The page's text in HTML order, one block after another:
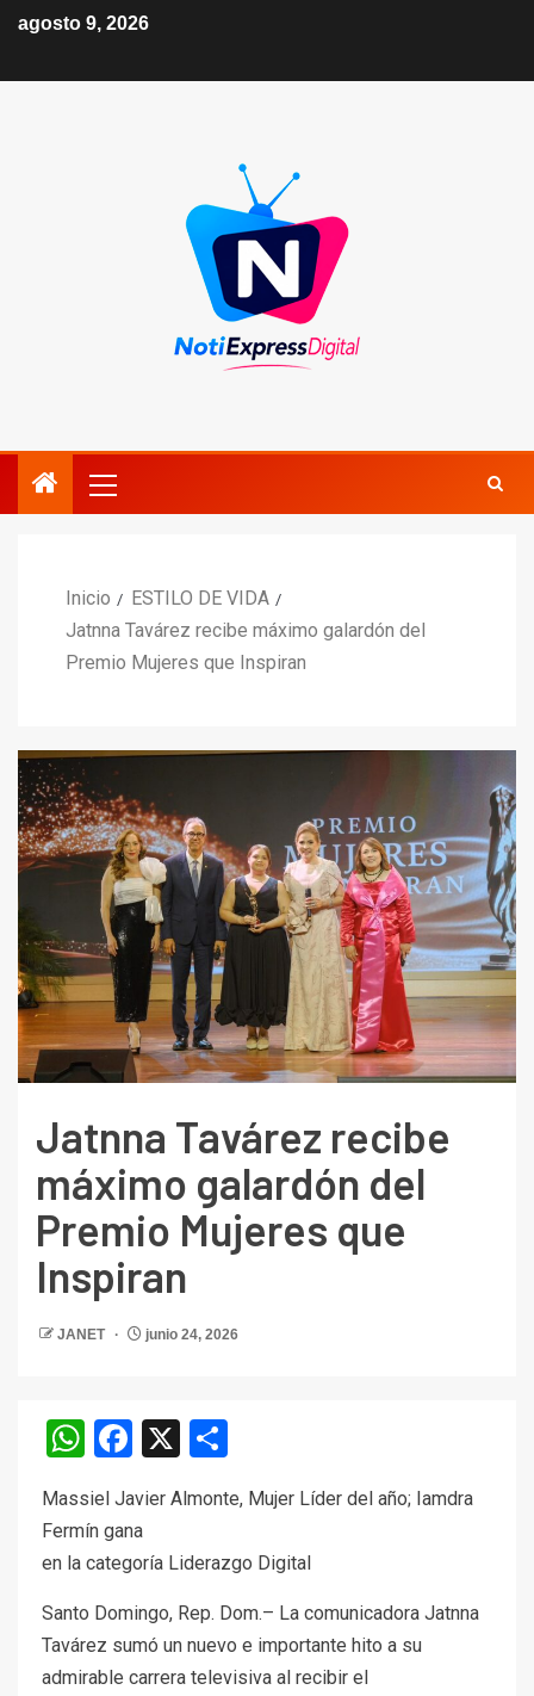
agosto 9, 2026
Inicio
ESTILO DE VIDA
Jatnna Tavárez recibe máximo galardón del
Premio Mujeres que Inspiran
Jatnna Tavárez recibe
máximo galardón del
Premio Mujeres que
Inspiran
JANET junio 24, 2026
WhatsApp
Facebook
X
Massiel Javier Almonte, Mujer Líder del año; Iamdra
Fermín gana
en la categoría Liderazgo Digital
Santo Domingo, Rep. Dom.– La comunicadora Jatnna
Tavárez sumó un nuevo e importante hito a su
admirable carrera televisiva al recibir el